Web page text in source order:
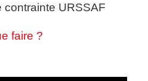
contrainte URSSAF
faire ?